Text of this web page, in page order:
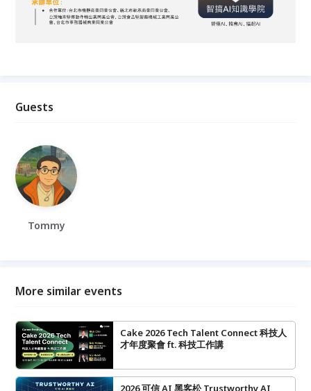
Guests
Tommy
More similar events
Cake 2026 Tech Talent Connect 科技人
才年度聚會 ft. 科技工作講